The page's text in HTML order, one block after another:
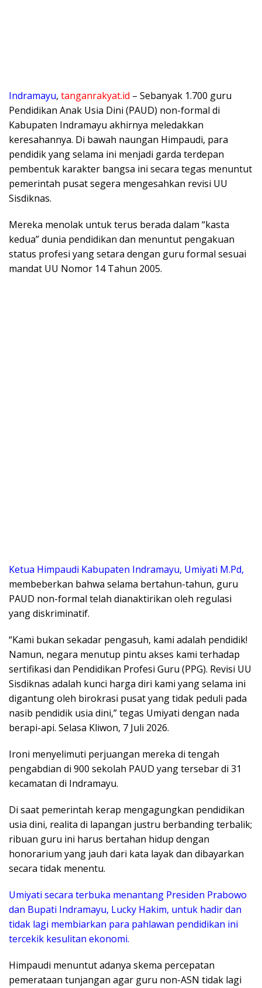
Indramayu, tanganrakyat.id – Sebanyak 1.700 guru
Pendidikan Anak Usia Dini (PAUD) non-formal di
Kabupaten Indramayu akhirnya meledakkan
keresahannya. Di bawah naungan Himpaudi, para
pendidik yang selama ini menjadi garda terdepan
pembentuk karakter bangsa ini secara tegas menuntut
pemerintah pusat segera mengesahkan revisi UU
Sisdiknas.
Mereka menolak untuk terus berada dalam “kasta
kedua” dunia pendidikan dan menuntut pengakuan
status profesi yang setara dengan guru formal sesuai
mandat UU Nomor 14 Tahun 2005.
Ketua Himpaudi Kabupaten Indramayu, Umiyati M.Pd,
membeberkan bahwa selama bertahun-tahun, guru
PAUD non-formal telah dianaktirikan oleh regulasi
yang diskriminatif.
“Kami bukan sekadar pengasuh, kami adalah pendidik!
Namun, negara menutup pintu akses kami terhadap
sertifikasi dan Pendidikan Profesi Guru (PPG). Revisi UU
Sisdiknas adalah kunci harga diri kami yang selama ini
digantung oleh birokrasi pusat yang tidak peduli pada
nasib pendidik usia dini,” tegas Umiyati dengan nada
berapi-api. Selasa Kliwon, 7 Juli 2026.
​Ironi menyelimuti perjuangan mereka di tengah
pengabdian di 900 sekolah PAUD yang tersebar di 31
kecamatan di Indramayu.
Di saat pemerintah kerap mengagungkan pendidikan
usia dini, realita di lapangan justru berbanding terbalik;
ribuan guru ini harus bertahan hidup dengan
honorarium yang jauh dari kata layak dan dibayarkan
secara tidak menentu.
Umiyati secara terbuka menantang Presiden Prabowo
dan Bupati Indramayu, Lucky Hakim, untuk hadir dan
tidak lagi membiarkan para pahlawan pendidikan ini
tercekik kesulitan ekonomi.
​Himpaudi menuntut adanya skema percepatan
pemerataan tunjangan agar guru non-ASN tidak lagi